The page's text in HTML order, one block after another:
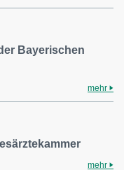
Bayerischen
mehr
mehr